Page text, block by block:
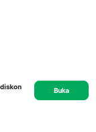
Buka